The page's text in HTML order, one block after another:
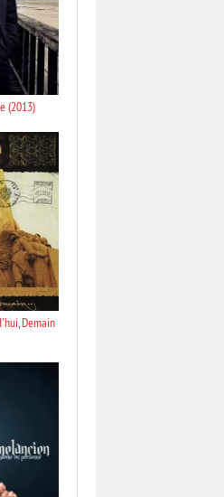
(2013)
Demain